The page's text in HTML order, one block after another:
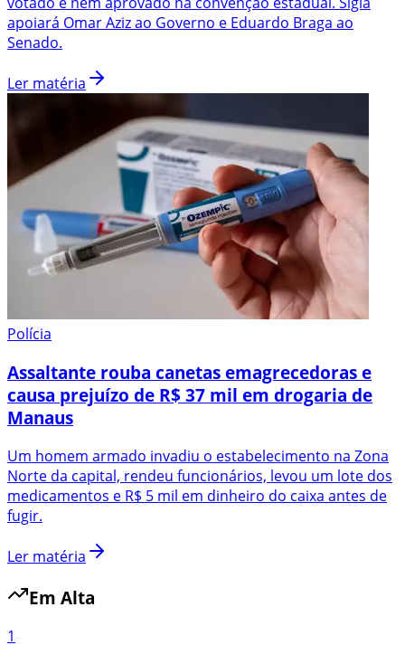
apoiará Omar Aziz ao Governo e Eduardo Braga ao
Senado.
Ler matéria
Polícia
Assaltante rouba canetas emagrecedoras e
causa prejuízo de R$ 37 mil em drogaria de
Manaus
Um homem armado invadiu o estabelecimento na Zona
Norte da capital, rendeu funcionários, levou um lote dos
medicamentos e R$ 5 mil em dinheiro do caixa antes de
fugir.
Ler matéria
Em Alta
1